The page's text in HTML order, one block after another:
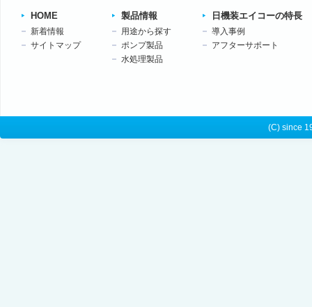
HOME
新着情報
サイトマップ
製品情報
用途から探す
ポンプ製品
水処理製品
日機装エイコーの特長
導入事例
アフターサポート
(C) since